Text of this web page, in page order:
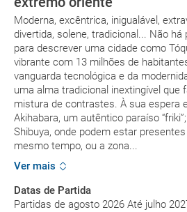
Moderna, excêntrica, inigualável,
divertida, solene, tradicional... Não
para descrever uma cidade como
vibrante com 13 milhões de
vanguarda tecnológica e da
uma alma tradicional inextingível que
mistura de contrastes. À sua espera
Akihabara, um autêntico paraíso
Shibuya, onde podem estar
mesmo tempo, ou a zona...
Ver mais
Datas de Partida
Partidas de agosto 2026 Até julho